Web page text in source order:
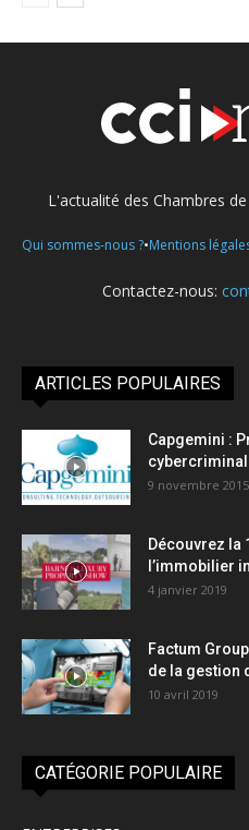
L'actualité des Chambres
Qui sommes-nous ?•Mentions
Contactez-nous:
ARTICLES POPULAIRES
Capgemini :
9 novembre 2015
Découvrez la
l’immobilier
4 janvier 2019
Factum
de la gestion
10 avril 2019
CATÉGORIE POPULAIRE